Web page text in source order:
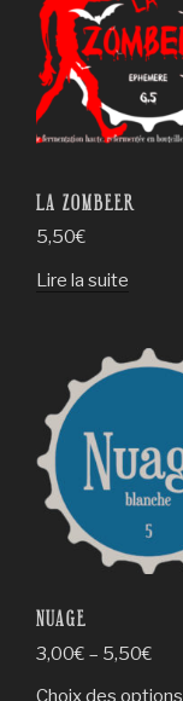
LA ZOMBEER
5,50€
Lire la suite
NUAGE
3,00€ – 5,50€
Choix des options